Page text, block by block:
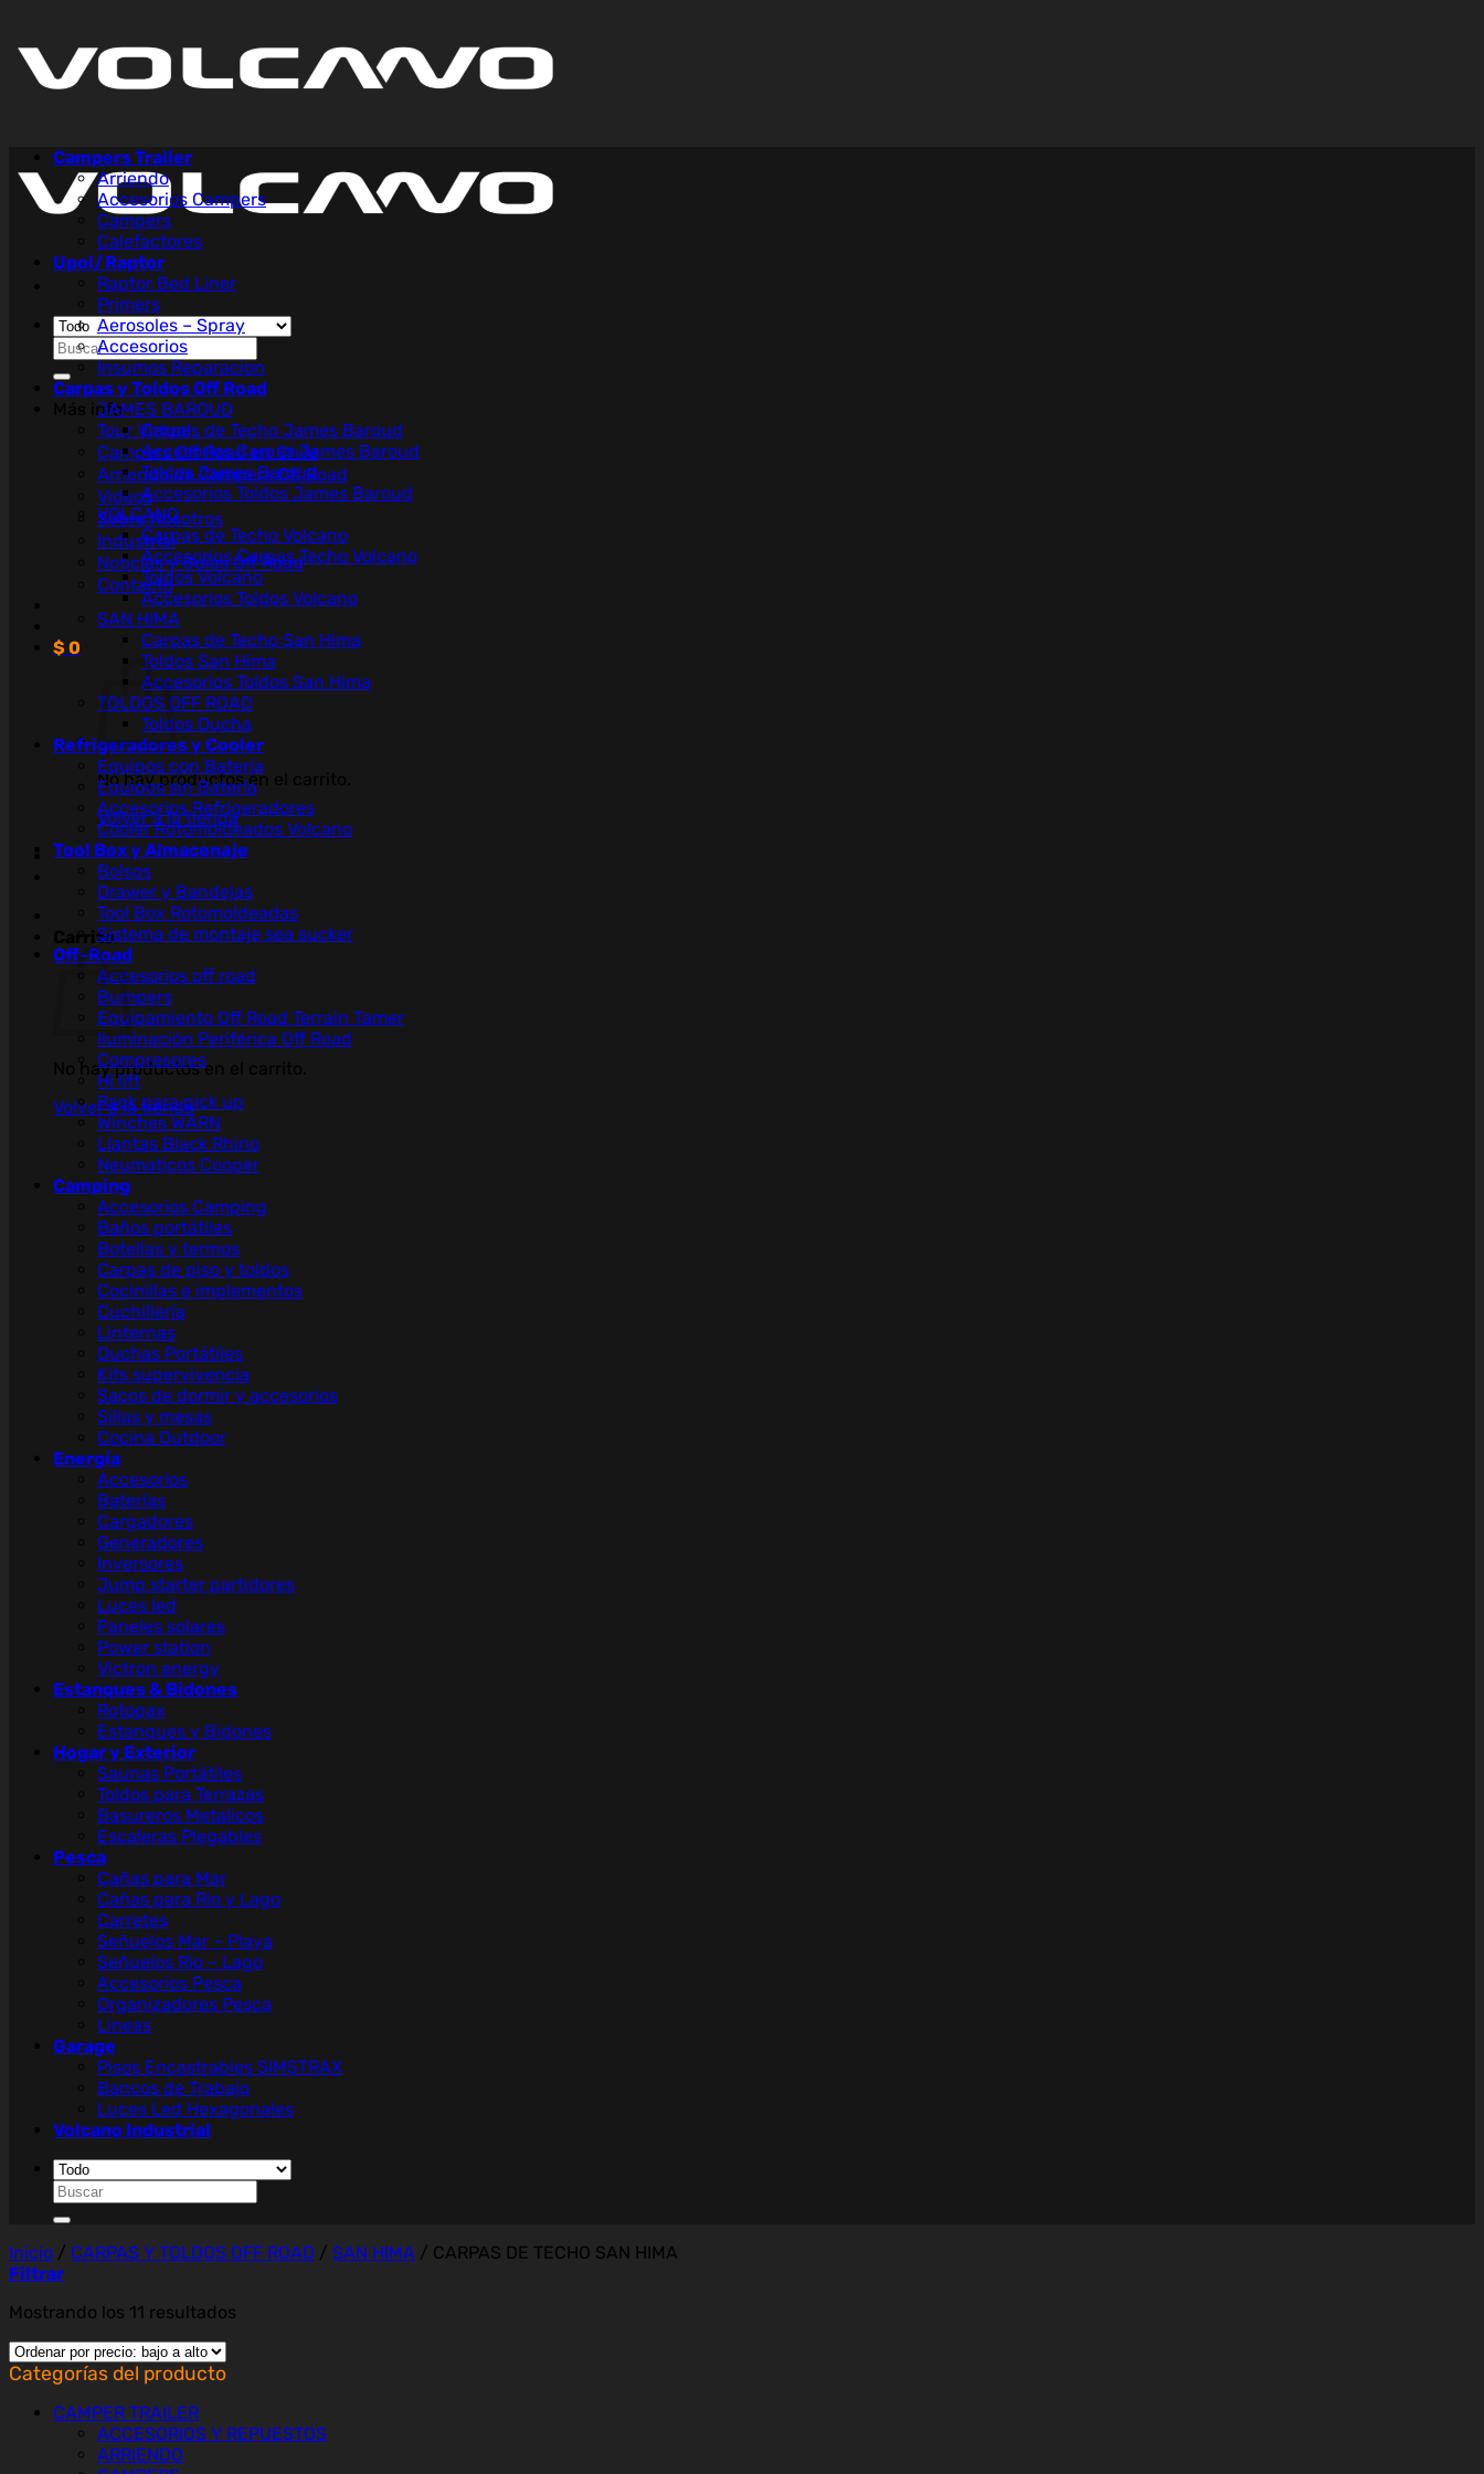
contenido
Buscar
por:
Más info
Tour Virtual
Campers Off Road en Chile
Arriendo de Campers Off Road
Videos
Sobre Nosotros
Industrial
Noticias y Guías Off Road
Contacto
$0
No hay productos en el carrito.
Volver a la tienda
Carrito
No hay productos en el carrito.
Volver a la tienda
Campers Trailer
Arriendo
Accesorios Campers
Campers
Calefactores
Upol/Raptor
Raptor Bed Liner
Primers
Aerosoles – Spray
Accesorios
Insumos Reparacion
Carpas y Toldos Off Road
JAMES BAROUD
Carpas de Techo James Baroud
Accesorios Carpas James Baroud
Toldos James Baroud
Accesorios Toldos James Baroud
VOLCANO
Carpas de Techo Volcano
Accesorios Carpas Techo Volcano
Toldos Volcano
Accesorios Toldos Volcano
SAN HIMA
Carpas de Techo San Hima
Toldos San Hima
Accesorios Toldos San Hima
TOLDOS OFF ROAD
Toldos Ducha
Refrigeradores y Cooler
Equipos con Batería
Equipos sin Batería
Accesorios Refrigeradores
Cooler Rotomoldeados Volcano
Tool Box y Almacenaje
Bolsos
Drawer y Bandejas
Tool Box Rotomoldeadas
Sistema de montaje sea sucker
Off-Road
Accesorios off road
Bumpers
Equipamiento Off Road Terrain Tamer
Iluminación Periférica Off Road
Compresores
Hi lift
Rack para pick up
Winches WARN
Llantas Black Rhino
Neumaticos Cooper
Camping
Accesorios Camping
Baños portátiles
Botellas y termos
Carpas de piso y toldos
Cocinillas e implementos
Cuchillería
Linternas
Duchas Portátiles
Kits supervivencia
Sacos de dormir y accesorios
Sillas y mesas
Cocina Outdoor
Energía
Accesorios
Baterías
Cargadores
Generadores
Inversores
Jump starter partidores
Luces led
Paneles solares
Power station
Victron energy
Estanques & Bidones
Rotopax
Estanques y Bidones
Hogar y Exterior
Saunas Portátiles
Toldos para Terrazas
Basureros Metalicos
Escaleras Plegables
Pesca
Cañas para Mar
Cañas para Rio y Lago
Carretes
Señuelos Mar – Playa
Señuelos Rio – Lago
Accesorios Pesca
Organizadores Pesca
Lineas
Garage
Pisos Encastrables SIMSTRAX
Bancos de Trabajo
Luces Led Hexagonales
Volcano Industrial
Buscar
por:
Inicio / CARPAS Y TOLDOS OFF ROAD / SAN HIMA / CARPAS DE TECHO SAN HIMA
Filtrar
Mostrando los 11 resultados
Categorías del producto
CAMPER TRAILER
ACCESORIOS Y REPUESTOS
ARRIENDO